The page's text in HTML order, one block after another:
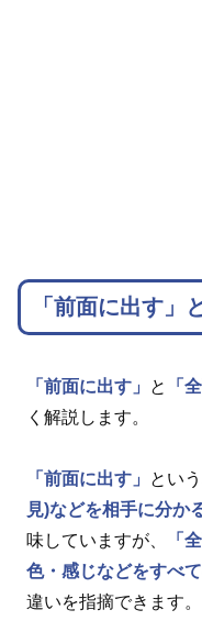
「前面に出す」
「前面に出す」 と 「
く解説します。
「前面に出す」 とい
見)などを相手に分か
味していますが、
「
色・感じなどをすべ
違いを指摘できます。